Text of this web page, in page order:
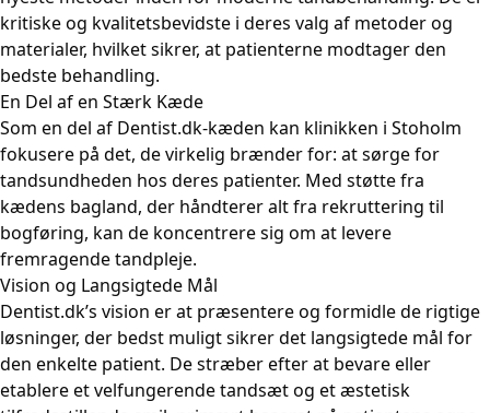
kritiske og kvalitetsbevidste i deres valg af metoder og
materialer, hvilket sikrer, at patienterne modtager den
bedste behandling.
En Del af en Stærk Kæde
Som en del af Dentist.dk-kæden kan klinikken i Stoholm
fokusere på det, de virkelig brænder for: at sørge for
tandsundheden hos deres patienter. Med støtte fra
kædens bagland, der håndterer alt fra rekruttering til
bogføring, kan de koncentrere sig om at levere
fremragende tandpleje.
Vision og Langsigtede Mål
Dentist.dk’s vision er at præsentere og formidle de rigtige
løsninger, der bedst muligt sikrer det langsigtede mål for
den enkelte patient. De stræber efter at bevare eller
etablere et velfungerende tandsæt og et æstetisk